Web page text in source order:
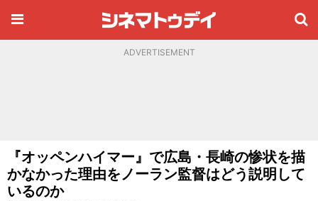
ADVERTISEMENT
『オッペンハイマー』で広島・長崎の惨状を描
かなかった理由をノーラン監督はどう説明して
いるのか